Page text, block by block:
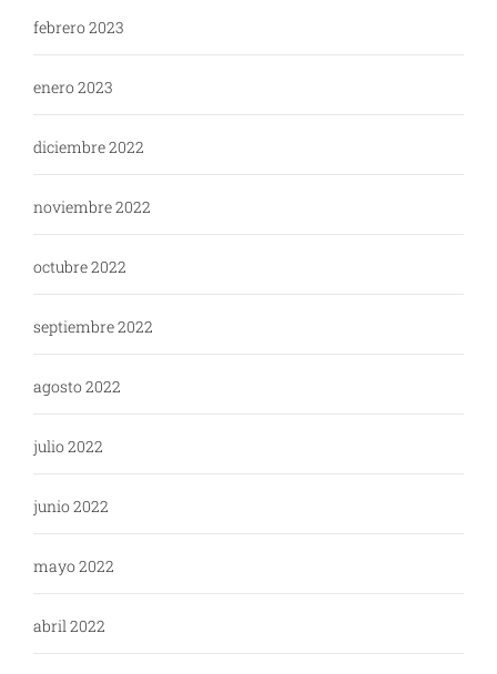
febrero 2023
enero 2023
diciembre 2022
noviembre 2022
octubre 2022
septiembre 2022
agosto 2022
julio 2022
junio 2022
mayo 2022
abril 2022